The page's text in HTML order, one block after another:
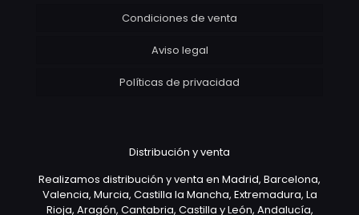
Condiciones de venta
Aviso legal
Políticas de privacidad
Distribución y venta
Realizamos distribución y venta en Madrid, Barcelona,
Valencia, Murcia, Castilla la Mancha, Extremadura, La
Rioja, Aragón, Cantabria, Castilla y León, Andalucía,